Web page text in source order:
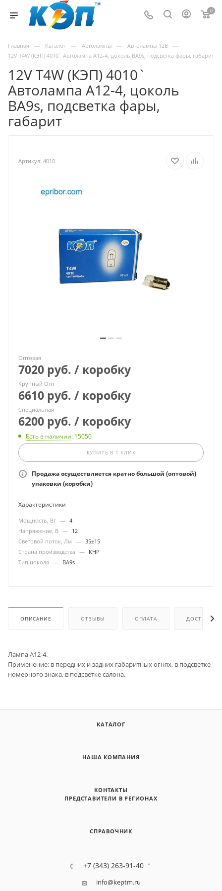
0
Главная — Каталог — Автолампы — Автолампы 12В —
12V T4W (КЭП) 4010` Автолампа А12-4, цоколь BA9s, подсветка фары, габарит
12V T4W (КЭП) 4010`
Автолампа А12-4, цоколь
BA9s, подсветка фары,
габарит
Артикул: 4010
Оптовая
7020 руб. / коробку
Крупный Опт
6610 руб. / коробку
Специальная
6200 руб. / коробку
Есть в наличии: 15050
КУПИТЬ В 1 КЛИК
Продажа осуществляется кратно большой (оптовой)
упаковки (коробки)
Характеристики
Мощность, Вт — 4
Напряжение, В — 12
Световой поток, Лм — 35±15
Страна производства — КНР
Тип цоколя — BA9s
ОПИСАНИЕ ОТЗЫВЫ ОПЛАТА ДОСТАВКА
Лампа А12-4.
Применение: в передних и задних габаритных огнях, в подсветке
номерного знака, в подсветке салона.
КАТАЛОГ
НАША КОМПАНИЯ
КОНТАКТЫ
ПРЕДСТАВИТЕЛИ В РЕГИОНАХ
СПРАВОЧНИК
+7 (343) 263-91-40
info@keptm.ru